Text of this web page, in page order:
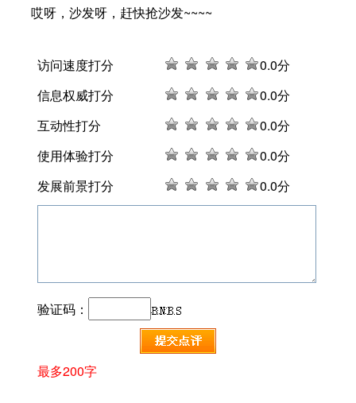
哎呀，沙发呀，赶快抢沙发~~~~
访问速度打分 0.0分
信息权威打分
0.0分
互动性打分
0.0分
使用体验打分
0.0分
发展前景打分
0.0分
验证码：
最多200字